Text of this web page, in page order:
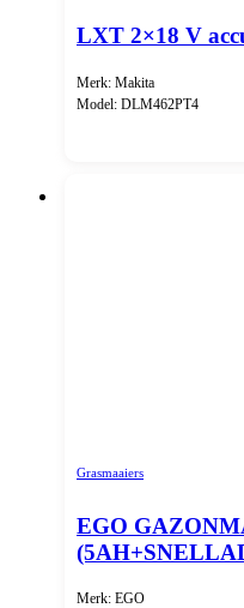
LXT 2×18 V
Merk: Makita
Model: DLM462PT4
Grasmaaiers
EGO
Merk: EGO